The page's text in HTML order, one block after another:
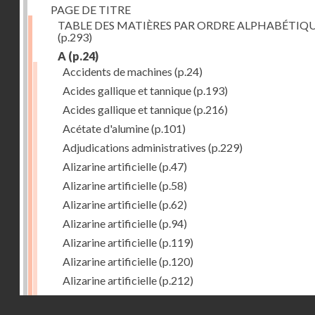
PAGE DE TITRE
TABLE DES MATIÈRES PAR ORDRE
(p.293)
A (p.24)
Accidents de machines (p.24)
Acides gallique et tannique(p.193)
Acides gallique et tannique(p.216)
Acétate d'alumine(p.101)
Adjudications administratives (p.229)
Alizarine artificielle(p.47)
Alizarine artificielle(p.58)
Alizarine artificielle(p.62)
Alizarine artificielle(p.94)
Alizarine artificielle(p.119)
Alizarine artificielle(p.120)
Alizarine artificielle(p.212)
Alizarine artificielle(p.256)